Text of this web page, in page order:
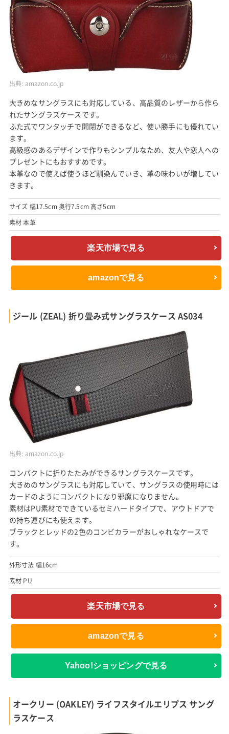
出典: amazon.co.jp
大きめなサングラスにも対応している、高品質のレザーから作ら
れたサングラスケースです。
ふた式でワンタッチで開閉ができるなど、使い勝手にも優れてい
ます。
高級感のあるデザインで作りもシンプルなため、友人や恋人への
プレゼントにもおすすめです。
本革なので使えば使うほど馴染んでいき、革の味わいが増してい
きます。
サイズ 幅17.5cm 奥行7.5cm 高さ5cm
素材 本革
楽天市場で見る
amazonで見る
ジール (ZEAL) 折り畳み式サングラスケース AS034
出典: amazon.co.jp
コンパクトに折りたたみができるサングラスケースです。
大きめのサングラスにも対応していて、サングラスの使用時には
カードのようにコンパクトになり邪魔になりません。
素材はPU素材でできているセミハードタイプで、アウトドアで
の持ち運びにも使えます。
ブラックとレッドの2色のコンビカラーがおしゃれなケースで
す。
外形寸法 幅16cm
素材 PU
楽天市場で見る
amazonで見る
Yahoo!ショッピングで見る
オークリー (OAKLEY) ライフスタイルエリプス サング
ラスケース